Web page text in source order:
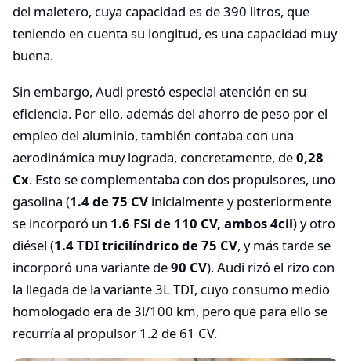
del maletero, cuya capacidad es de 390 litros, que
teniendo en cuenta su longitud, es una capacidad muy
buena.
Sin embargo, Audi prestó especial atención en su
eficiencia. Por ello, además del ahorro de peso por el
empleo del aluminio, también contaba con una
aerodinámica muy lograda, concretamente, de0,28
Cx. Esto se complementaba con dos propulsores, uno
gasolina (1.4 de 75 CV inicialmente y posteriormente
se incorporó un 1.6 FSi de 110 CV, ambos 4cil) y otro
diésel (1.4 TDI tricilíndrico de 75 CV, y más tarde se
incorporó una variante de90 CV). Audi rizó el rizo con
la llegada de la variante 3L TDI, cuyo consumo medio
homologado era de 3l/100 km, pero que para ello se
recurría al propulsor 1.2 de 61 CV.